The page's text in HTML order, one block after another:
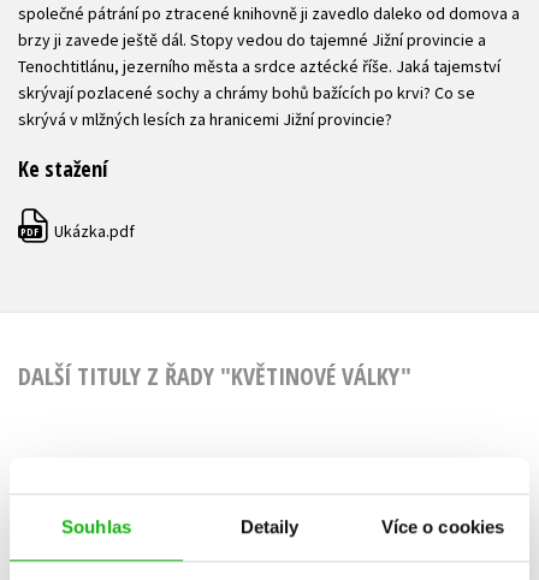
Souhlas Detaily Více o cookies
společné pátrání po ztracené knihovně ji zavedlo daleko od domova a
brzy ji zavede ještě dál. Stopy vedou do tajemné Jižní provincie a
Tenochtitlánu, jezerního města a srdce aztécké říše. Jaká tajemství
skrývají pozlacené sochy a chrámy bohů bažících po krvi? Co se
skrývá v mlžných lesích za hranicemi Jižní provincie?
Ke stažení
PDF Ukázka.pdf
DALŠÍ TITULY Z ŘADY "KVĚTINOVÉ VÁLKY"
Krvavý květ
Anežka Kočová
Trnitá
Anežka